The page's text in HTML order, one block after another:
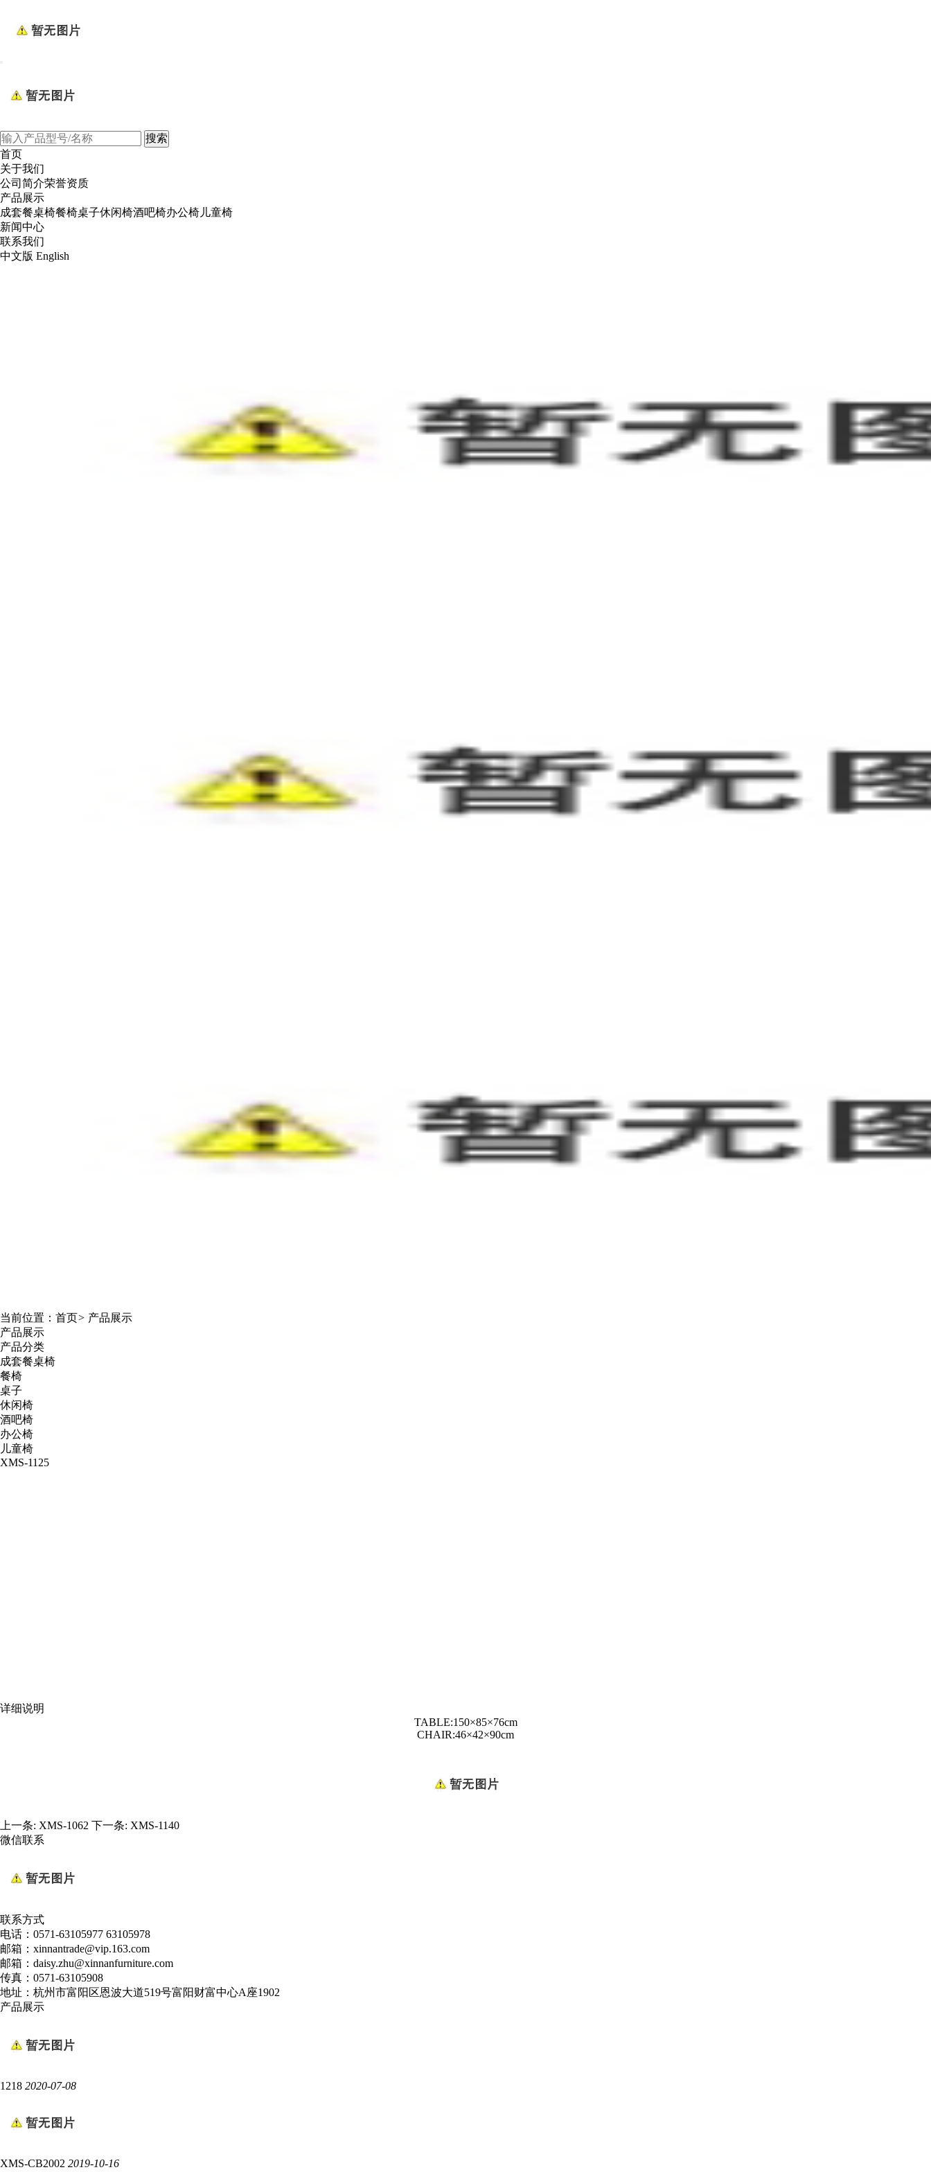
首页
关于我们
公司简介荣誉资质
产品展示
成套餐桌椅餐椅桌子休闲椅酒吧椅办公椅 儿童椅
新闻中心
联系我们
中文版 English
当前位置： 首页> 产品展示
产品展示
产品分类
成套餐桌椅
餐椅
桌子
休闲椅
酒吧椅
办公椅
儿童椅
XMS-1125
详细说明
TABLE:150×85×76cm
CHAIR:46×42×90cm
上一条: XMS-1062 下一条: XMS-1140
微信联系
联系方式
电话：0571-63105977 63105978
邮箱：xinnantrade@vip.163.com
邮箱：daisy.zhu@xinnanfurniture.com
传真：0571-63105908
地址：杭州市富阳区恩波大道519号富阳财富中心A座1902
产品展示
1218 2020-07-08
XMS-CB2002 2019-10-16